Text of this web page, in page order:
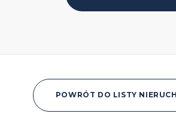
POWRÓT DO LISTY